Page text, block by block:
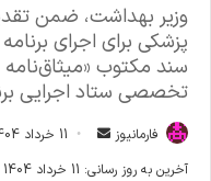
وزیر بهداشت، ضمن
پزشکی برای اجرای
تخصصی ستاد اجرایی
فارمانیوز
11 خرداد 1404 - 12:34 ب.ظ
آخرین به روز رسانی: 11 خرداد 1404 - 12:34 ب.ظ